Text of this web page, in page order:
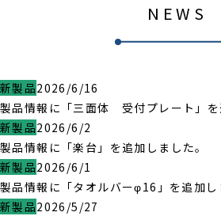
NEWS
新製品2026/6/16
製品情報に「三面体 受付プレート」を
新製品2026/6/2
製品情報に「楽台」を追加しました。
新製品2026/6/1
製品情報に「タオルバーφ16」を追加し
新製品2026/5/27